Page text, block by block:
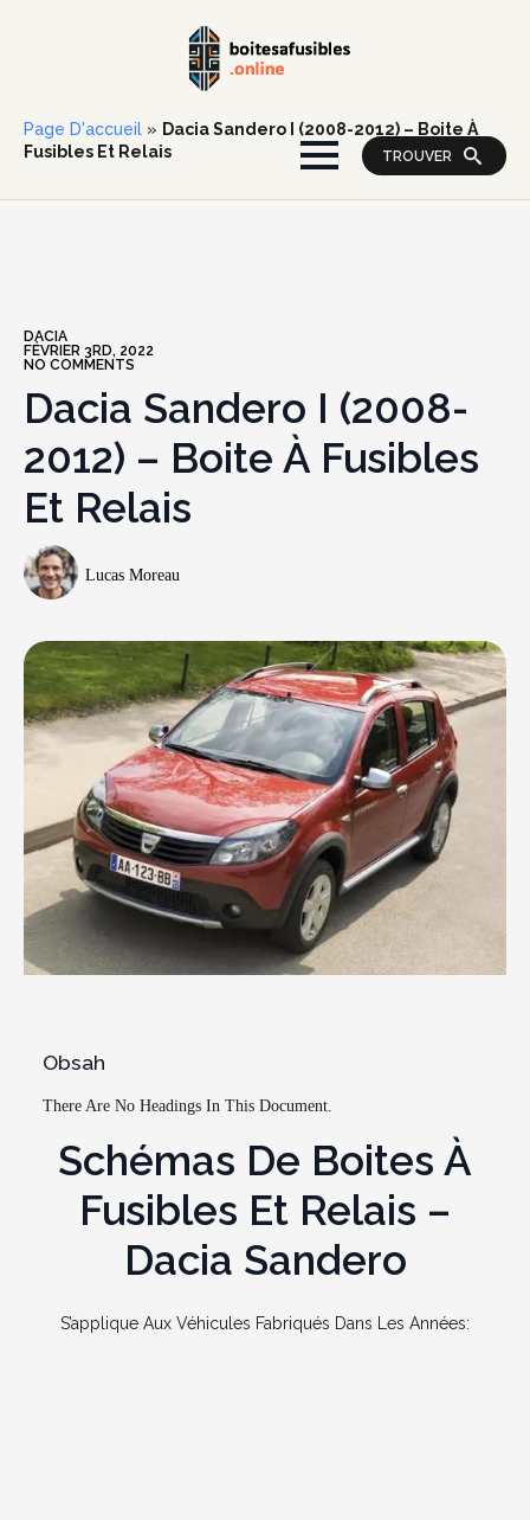
TROUVER
Page D'accueil » Dacia Sandero I (2008-2012) – Boite À
Fusibles Et Relais
DACIA
FÉVRIER 3RD, 2022
NO COMMENTS
Dacia Sandero I (2008-
2012) – Boite À Fusibles
Et Relais
Lucas Moreau
Obsah
There Are No Headings In This Document.
Schémas De Boites À
Fusibles Et Relais –
Dacia Sandero
S’applique Aux Véhicules Fabriqués Dans Les Années: